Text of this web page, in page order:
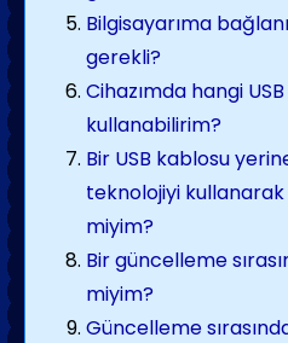
Bilgisayarıma
gerekli?
Cihazımda hangi
kullanabilirim?
Bir USB kablosu
teknolojiyi
miyim?
Bir güncelleme
miyim?
Güncelleme